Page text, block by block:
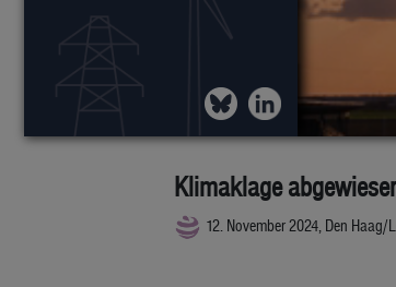
Klimaklage
12. November 2024, Den Haag/